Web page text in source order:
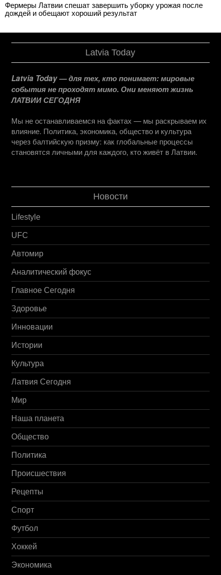
Фермеры Латвии спешат завершить уборку урожая после
дождей и обещают хороший результат
Latvia Today
Latvia Today — для тех, кто понимает: мировые
события не проходят мимо. Они меняют жизнь
ЛАТВИИ СЕГОДНЯ
Мы не останавливаемся на фактах — мы раскрываем их
влияние. Политика, экономика, общество и культура
через балтийскую призму: как глобальные процессы
становятся личными для каждого, кто живёт в Латвии.
Новости
Lifestyle
UFC
Автомир
Аналитический фокус
Главное Сегодня
Здоровье
Инновации
Истории
Культура
Латвия Сегодня
Мир
Наша планета
Общество
Политика
Происшествия
Рецепты
Спорт
Футбол
Хоккей
Экономика